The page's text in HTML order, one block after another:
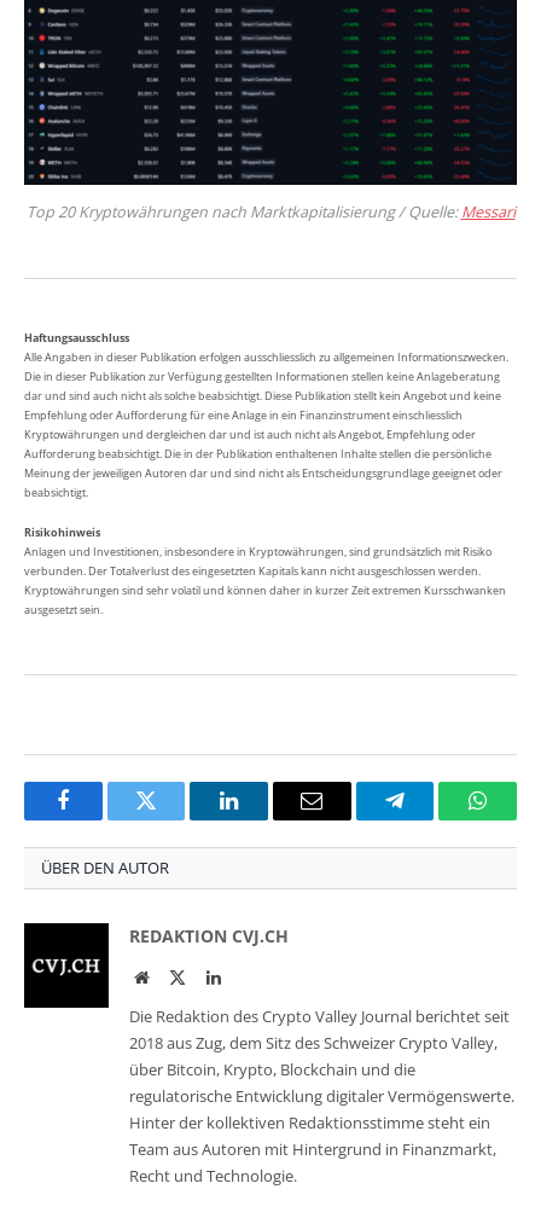
Top 20 Kryptowährungen nach Marktkapitalisierung / Quelle:Messari
Haftungsausschluss
Alle Angaben in dieser Publikation erfolgen ausschliesslich zu allgemeinen Informationszwecken.
Die in dieser Publikation zur Verfügung gestellten Informationen stellen keine Anlageberatung
dar und sind auch nicht als solche beabsichtigt. Diese Publikation stellt kein Angebot und keine
Empfehlung oder Aufforderung für eine Anlage in ein Finanzinstrument einschliesslich
Kryptowährungen und dergleichen dar und ist auch nicht als Angebot, Empfehlung oder
Aufforderung beabsichtigt. Die in der Publikation enthaltenen Inhalte stellen die persönliche
Meinung der jeweiligen Autoren dar und sind nicht als Entscheidungsgrundlage geeignet oder
beabsichtigt.
Risikohinweis
Anlagen und Investitionen, insbesondere in Kryptowährungen, sind grundsätzlich mit Risiko
verbunden. Der Totalverlust des eingesetzten Kapitals kann nicht ausgeschlossen werden.
Kryptowährungen sind sehr volatil und können daher in kurzer Zeit extremen Kursschwanken
ausgesetzt sein.
FacebookTwitter LinkedInEmail Telegram
ÜBER DEN AUTOR
REDAKTION CVJ.CH
WebsiteTwitterLinkedIn
Die Redaktion des Crypto Valley Journal berichtet seit
2018 aus Zug, dem Sitz des Schweizer Crypto Valley,
über Bitcoin, Krypto, Blockchain und die
regulatorische Entwicklung digitaler Vermögenswerte.
Hinter der kollektiven Redaktionsstimme steht ein
Team aus Autoren mit Hintergrund in Finanzmarkt,
Recht und Technologie.